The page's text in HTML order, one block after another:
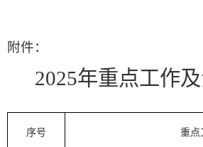
附件：
2025年重点工作
序号 重点